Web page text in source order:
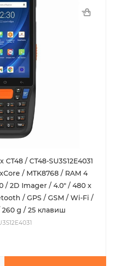
/ MTK8768 / RAM 4
/ GPS / GSM / Wi-Fi /
260 g / 25 клавиш